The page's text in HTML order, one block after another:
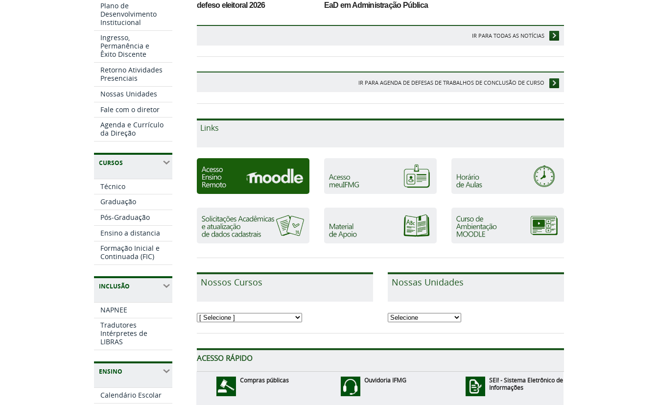
Plano de
Desenvolvimento
Institucional
Ingresso,
Permanência e
Êxito Discente
Retorno Atividades
Presenciais
Nossas Unidades
Fale com o diretor
Agenda e Currículo
da Direção
CURSOS
Técnico
Graduação
Pós-Graduação
Ensino a distancia
Formação Inicial e
Continuada (FIC)
INCLUSÃO
NAPNEE
Tradutores
Intérpretes de
LIBRAS
ENSINO
Calendário Escolar
defeso eleitoral 2026
EaD em Administração Pública
IR PARA TODAS AS NOTÍCIAS
IR PARA AGENDA DE DEFESAS DE TRABALHOS DE CONCLUSÃO DE CURSO
Links
Nossos Cursos Nossas Unidades
ACESSO RÁPIDO
Compras públicas Ouvidoria IFMG
SEI! - Sistema Eletrônico de
Informações